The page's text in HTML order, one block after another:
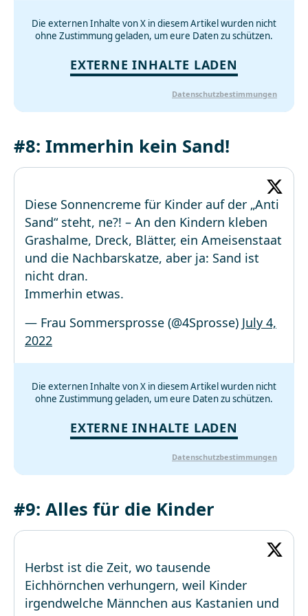
Die externen Inhalte von X in diesem Artikel wurden nicht
ohne Zustimmung geladen, um eure Daten zu schützen.
EXTERNE INHALTE LADEN
Datenschutzbestimmungen
#8: Immerhin kein Sand!
Diese Sonnencreme für Kinder auf der „Anti
Sand“ steht, ne?! – An den Kindern kleben
Grashalme, Dreck, Blätter, ein Ameisenstaat
und die Nachbarskatze, aber ja: Sand ist
nicht dran.
Immerhin etwas.
— Frau Sommersprosse (@4Sprosse) July 4,
2022
Die externen Inhalte von X in diesem Artikel wurden nicht
ohne Zustimmung geladen, um eure Daten zu schützen.
EXTERNE INHALTE LADEN
Datenschutzbestimmungen
#9: Alles für die Kinder
Herbst ist die Zeit, wo tausende
Eichhörnchen verhungern, weil Kinder
irgendwelche Männchen aus Kastanien und